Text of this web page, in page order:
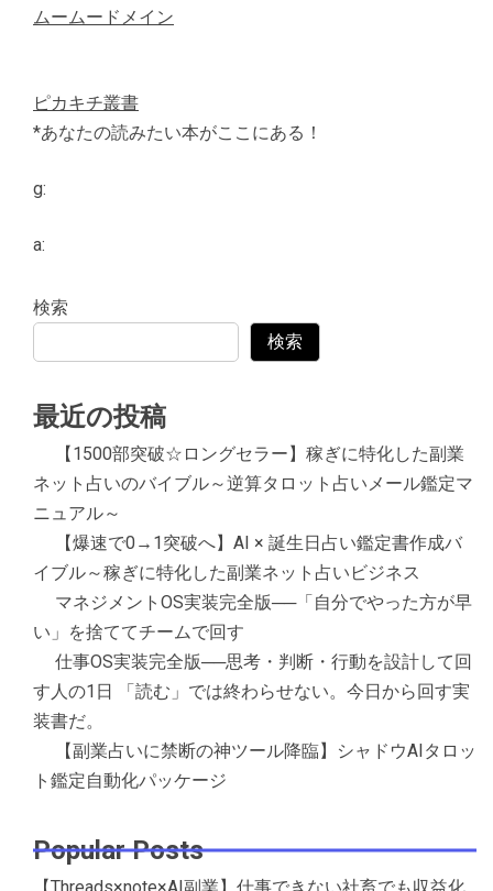
ムームードメイン
ピカキチ叢書
*あなたの読みたい本がここにある！
g:
a:
検索
検索
最近の投稿
【1500部突破☆ロングセラー】稼ぎに特化した副業
ネット占いのバイブル～逆算タロット占いメール鑑定マ
ニュアル～
【爆速で0→1突破へ】AI × 誕生日占い鑑定書作成バ
イブル～稼ぎに特化した副業ネット占いビジネス
マネジメントOS実装完全版──「自分でやった方が早
い」を捨ててチームで回す
仕事OS実装完全版──思考・判断・行動を設計して回
す人の1日 「読む」では終わらせない。今日から回す実
装書だ。
【副業占いに禁断の神ツール降臨】シャドウAIタロッ
ト鑑定自動化パッケージ
Popular Posts